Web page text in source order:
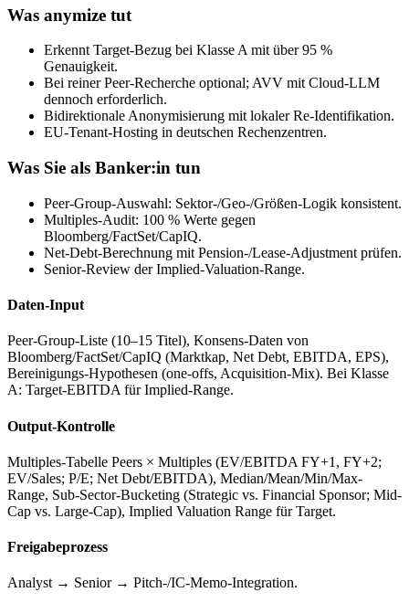
Was anymize tut
Erkennt Target-Bezug bei Klasse A mit über 95 %
Genauigkeit.
Bei reiner Peer-Recherche optional; AVV mit Cloud-LLM
dennoch erforderlich.
Bidirektionale Anonymisierung mit lokaler Re-Identifikation.
EU-Tenant-Hosting in deutschen Rechenzentren.
Was Sie als Banker:in tun
Peer-Group-Auswahl: Sektor-/Geo-/Größen-Logik konsistent.
Multiples-Audit: 100 % Werte gegen
Bloomberg/FactSet/CapIQ.
Net-Debt-Berechnung mit Pension-/Lease-Adjustment prüfen.
Senior-Review der Implied-Valuation-Range.
Daten-Input
Peer-Group-Liste (10–15 Titel), Konsens-Daten von
Bloomberg/FactSet/CapIQ (Marktkap, Net Debt, EBITDA, EPS),
Bereinigungs-Hypothesen (one-offs, Acquisition-Mix). Bei Klasse
A: Target-EBITDA für Implied-Range.
Output-Kontrolle
Multiples-Tabelle Peers × Multiples (EV/EBITDA FY+1, FY+2;
EV/Sales; P/E; Net Debt/EBITDA), Median/Mean/Min/Max-
Range, Sub-Sector-Bucketing (Strategic vs. Financial Sponsor; Mid-
Cap vs. Large-Cap), Implied Valuation Range für Target.
Freigabeprozess
Analyst → Senior → Pitch-/IC-Memo-Integration.